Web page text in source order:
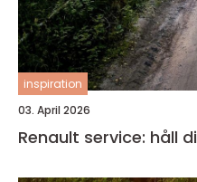
inspiration
03. April 2026
Renault service: håll